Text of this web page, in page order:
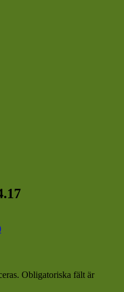
Obligatoriska fält är